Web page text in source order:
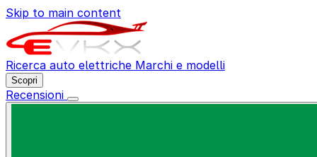
Skip to main content
Ricerca auto elettriche Marchi e modelli
Scopri
Recensioni